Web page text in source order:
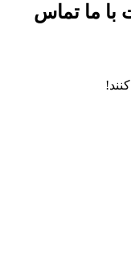
با ما تماس